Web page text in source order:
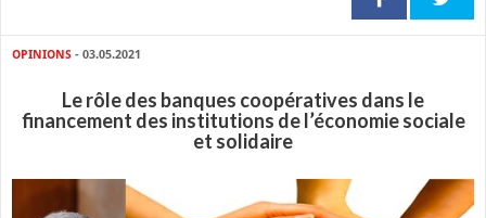
OPINIONS - 03.05.2021
Le rôle des banques coopératives dans le
financement des institutions de l’économie sociale
et solidaire